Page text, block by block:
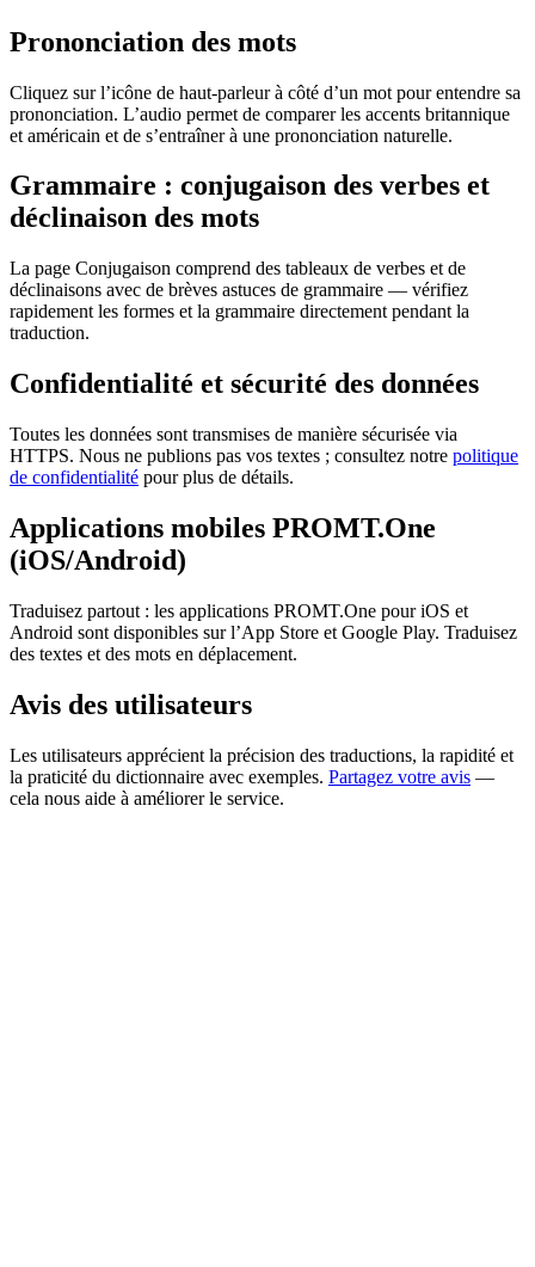
Prononciation des mots
Cliquez sur l’icône de haut-parleur à côté d’un mot pour entendre sa
prononciation. L’audio permet de comparer les accents britannique
et américain et de s’entraîner à une prononciation naturelle.
Grammaire : conjugaison des verbes et
déclinaison des mots
La page Conjugaison comprend des tableaux de verbes et de
déclinaisons avec de brèves astuces de grammaire — vérifiez
rapidement les formes et la grammaire directement pendant la
traduction.
Confidentialité et sécurité des données
Toutes les données sont transmises de manière sécurisée via
HTTPS. Nous ne publions pas vos textes ; consultez notre politique
de confidentialité pour plus de détails.
Applications mobiles PROMT.One
(iOS/Android)
Traduisez partout : les applications PROMT.One pour iOS et
Android sont disponibles sur l’App Store et Google Play. Traduisez
des textes et des mots en déplacement.
Avis des utilisateurs
Les utilisateurs apprécient la précision des traductions, la rapidité et
la praticité du dictionnaire avec exemples. Partagez votre avis —
cela nous aide à améliorer le service.